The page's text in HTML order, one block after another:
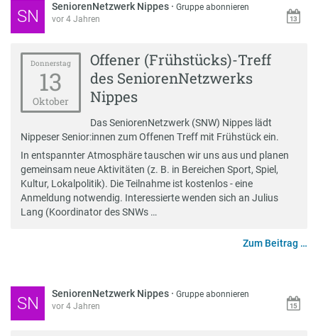
SN SeniorenNetzwerk Nippes ·Gruppe abonnieren
vor 4 Jahren
Donnerstag
13
Oktober
Offener (Frühstücks)-Treff
des SeniorenNetzwerks
Nippes
Das SeniorenNetzwerk (SNW) Nippes lädt
Nippeser Senior:innen zum Offenen Treff mit Frühstück ein.
In entspannter Atmosphäre tauschen wir uns aus und planen
gemeinsam neue Aktivitäten (z. B. in Bereichen Sport, Spiel,
Kultur, Lokalpolitik). Die Teilnahme ist kostenlos - eine
Anmeldung notwendig. Interessierte wenden sich an Julius
Lang (Koordinator des SNWs …
Zum Beitrag …
SN SeniorenNetzwerk Nippes ·Gruppe abonnieren
vor 4 Jahren